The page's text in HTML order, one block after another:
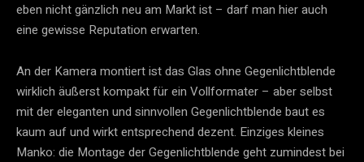
eben nicht gänzlich neu am Markt ist – darf man hier auch
eine gewisse Reputation erwarten.
An der Kamera montiert ist das Glas ohne Gegenlichtblende
wirklich äußerst kompakt für ein Vollformater – aber selbst
mit der eleganten und sinnvollen Gegenlichtblende baut es
kaum auf und wirkt entsprechend dezent. Einziges kleines
Manko: die Montage der Gegenlichtblende geht zumindest bei